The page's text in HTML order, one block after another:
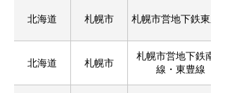
北海道 札幌市 札幌市営地下鉄東豊線
北海道 札幌市
札幌市営地下鉄南北
線・東豊線